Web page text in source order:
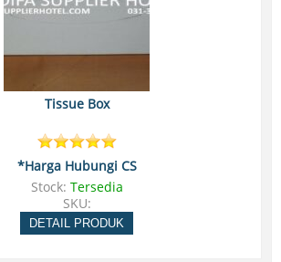
Tissue Box
*Harga Hubungi CS
Stock: Tersedia
SKU:
DETAIL PRODUK